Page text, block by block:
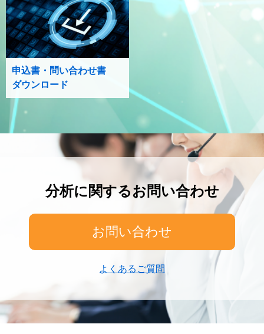
申込書・問い合わせ書
ダウンロード
分析に関するお問い合わせ
お問い合わせ
よくあるご質問